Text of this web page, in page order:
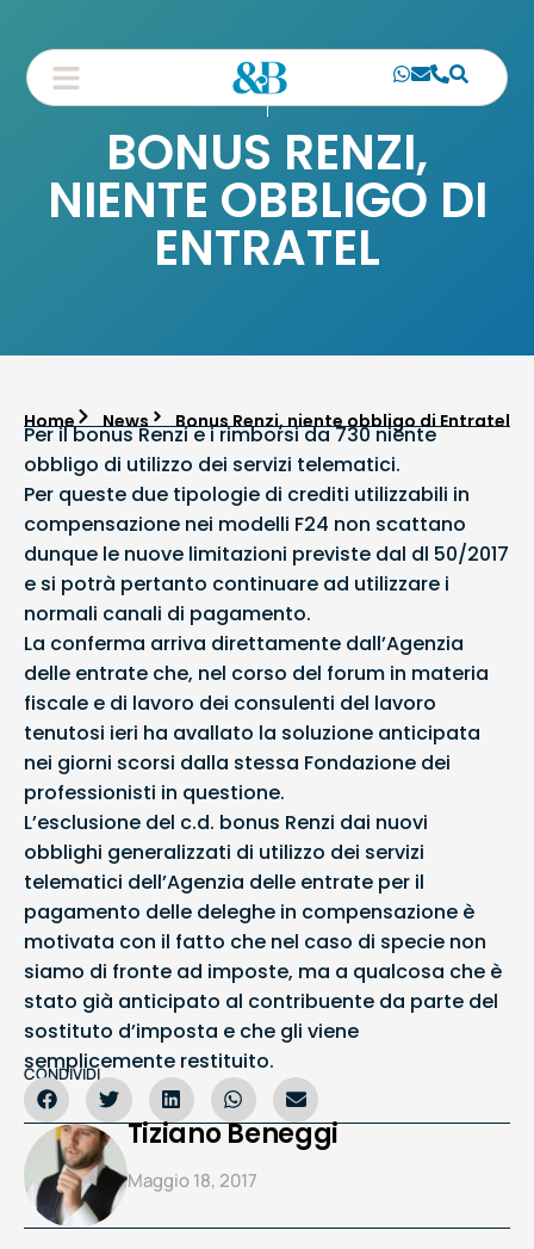
BONUS RENZI,
NIENTE OBBLIGO DI
ENTRATEL
Home News Bonus Renzi, niente obbligo di Entratel
Per il bonus Renzi e i rimborsi da 730 niente
obbligo di utilizzo dei servizi telematici.
Per queste due tipologie di crediti utilizzabili in
compensazione nei modelli F24 non scattano
dunque le nuove limitazioni previste dal dl 50/2017
e si potrà pertanto continuare ad utilizzare i
normali canali di pagamento.
La conferma arriva direttamente dall’Agenzia
delle entrate che, nel corso del forum in materia
fiscale e di lavoro dei consulenti del lavoro
tenutosi ieri ha avallato la soluzione anticipata
nei giorni scorsi dalla stessa Fondazione dei
professionisti in questione.
L’esclusione del c.d. bonus Renzi dai nuovi
obblighi generalizzati di utilizzo dei servizi
telematici dell’Agenzia delle entrate per il
pagamento delle deleghe in compensazione è
motivata con il fatto che nel caso di specie non
siamo di fronte ad imposte, ma a qualcosa che è
stato già anticipato al contribuente da parte del
sostituto d’imposta e che gli viene
semplicemente restituito.
CONDIVIDI
Tiziano Beneggi
Maggio 18, 2017